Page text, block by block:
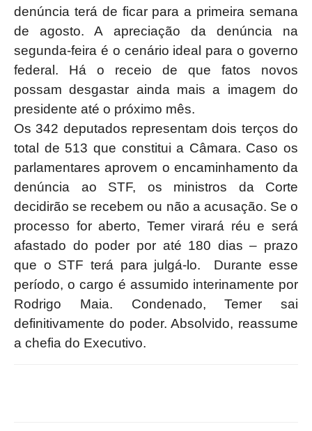
denúncia terá de ficar para a primeira semana
de agosto. A apreciação da denúncia na
segunda-feira é o cenário ideal para o governo
federal. Há o receio de que fatos novos
possam desgastar ainda mais a imagem do
presidente até o próximo mês.
Os 342 deputados representam dois terços do
total de 513 que constitui a Câmara. Caso os
parlamentares aprovem o encaminhamento da
denúncia ao STF, os ministros da Corte
decidirão se recebem ou não a acusação. Se o
processo for aberto, Temer virará réu e será
afastado do poder por até 180 dias – prazo
que o STF terá para julgá-lo. Durante esse
período, o cargo é assumido interinamente por
Rodrigo Maia. Condenado, Temer sai
definitivamente do poder. Absolvido, reassume
a chefia do Executivo.